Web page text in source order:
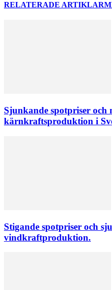
RELATERADE ARTIKLAR
Sjunkande spotpriser och
kärnkraftsproduktion i
Stigande spotpriser och
vindkraftproduktion.